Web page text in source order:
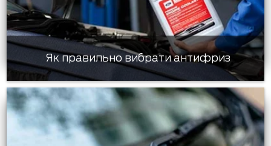
Як правильно вибрати антифриз